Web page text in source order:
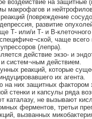
воздействие на
макрофагов и
(повреждение
развитие
или/и Т- и В-
чаще
(лепра).
действие экзо- и
и систем¬ным действием.
реакций, которые
их агента.
на них защитных
стенки и капсулы ряда
каталазу, не вызывают
ферментов, третьи
вызванных